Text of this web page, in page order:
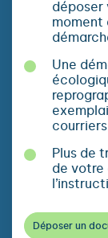
déposer
moment
Une
Plus de
de votre
Déposer un